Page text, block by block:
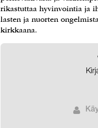
rikastuttaa hyvinvointia ja
lasten ja nuorten
kirkkaana.